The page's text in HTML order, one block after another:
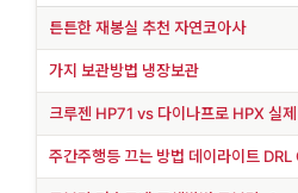
튼튼한 재봉실 추천 자연코아사
가지 보관방법 냉장보관
크루젠 HP71 vs 다이나프로 HPX 실제
주간주행등 끄는 방법 데이라이트 DRL